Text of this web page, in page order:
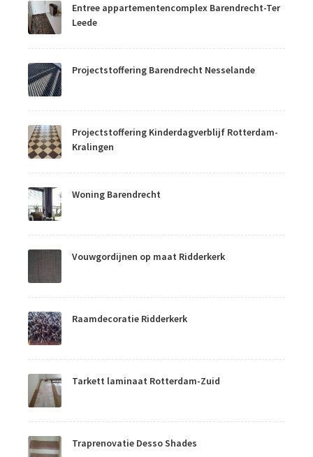
Entree appartementencomplex Barendrecht-Ter
Leede
Projectstoffering Barendrecht Nesselande
Projectstoffering Kinderdagverblijf Rotterdam-
Kralingen
Woning Barendrecht
Vouwgordijnen op maat Ridderkerk
Raamdecoratie Ridderkerk
Tarkett laminaat Rotterdam-Zuid
Traprenovatie Desso Shades